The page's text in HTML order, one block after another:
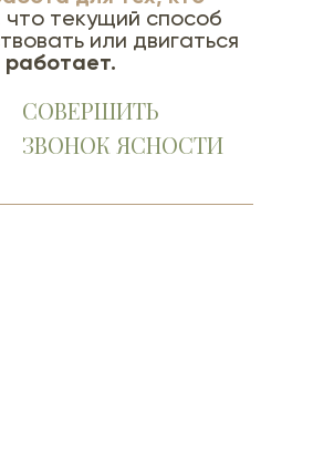
что текущий способ
или двигаться
СОВЕРШИТЬ
ЗВОНОК ЯСНОСТИ